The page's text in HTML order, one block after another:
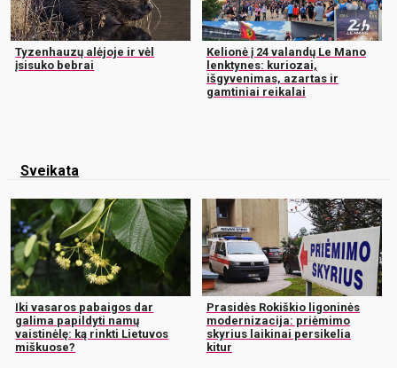
Tyzenhauzų alėjoje ir vėl
įsisuko bebrai
Kelionė į 24 valandų Le Mano
lenktynes: kuriozai,
išgyvenimas, azartas ir
gamtiniai reikalai
Sveikata
Iki vasaros pabaigos dar
galima papildyti namų
vaistinėlę: ką rinkti Lietuvos
miškuose?
Prasidės Rokiškio ligoninės
modernizacija: priėmimo
skyrius laikinai persikelia
kitur